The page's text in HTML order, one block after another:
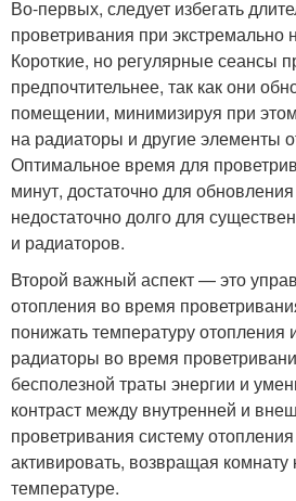
Во-первых, следует избегать
проветривания при экстремально
Короткие, но регулярные сеансы
предпочтительнее, так как они
помещении, минимизируя при
на радиаторы и другие элементы
Оптимальное время для
минут, достаточно для
недостаточно долго для
и радиаторов.
Второй важный аспект — это
отопления во время
понижать температуру отопления
радиаторы во время
бесполезной траты энергии и
контраст между внутренней и
проветривания систему
активировать, возвращая
температуре.